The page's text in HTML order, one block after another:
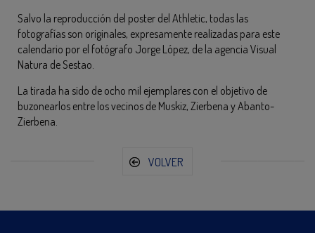
Salvo la reproducción del poster del Athletic, todas las
fotografías son originales, expresamente realizadas para este
calendario por el fotógrafo Jorge López, de la agencia Visual
Natura de Sestao.
La tirada ha sido de ocho mil ejemplares con el objetivo de
buzonearlos entre los vecinos de Muskiz, Zierbena y Abanto-
Zierbena.
VOLVER